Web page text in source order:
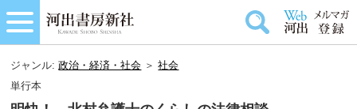
ジャンル:政治・経済・社会 ＞社会
単行本